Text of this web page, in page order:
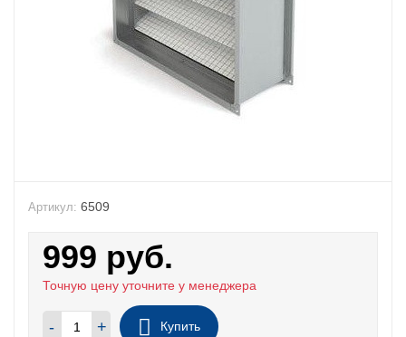
Артикул: 6509
999 руб.
Точную цену уточните у менеджера
- + Купить